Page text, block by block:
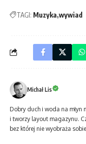
TAGI: Muzyka wywiad
Michał Lis
Dobry duch i woda na młyn
i tworzy layout magazynu.
bez której nie wyobraża